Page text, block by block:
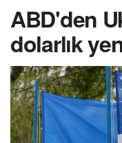
ABD'den
dolarlık